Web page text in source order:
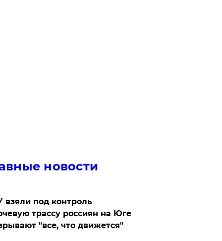
новости
взяли под контроль
трассу россиян на Юге
"все, что движется"